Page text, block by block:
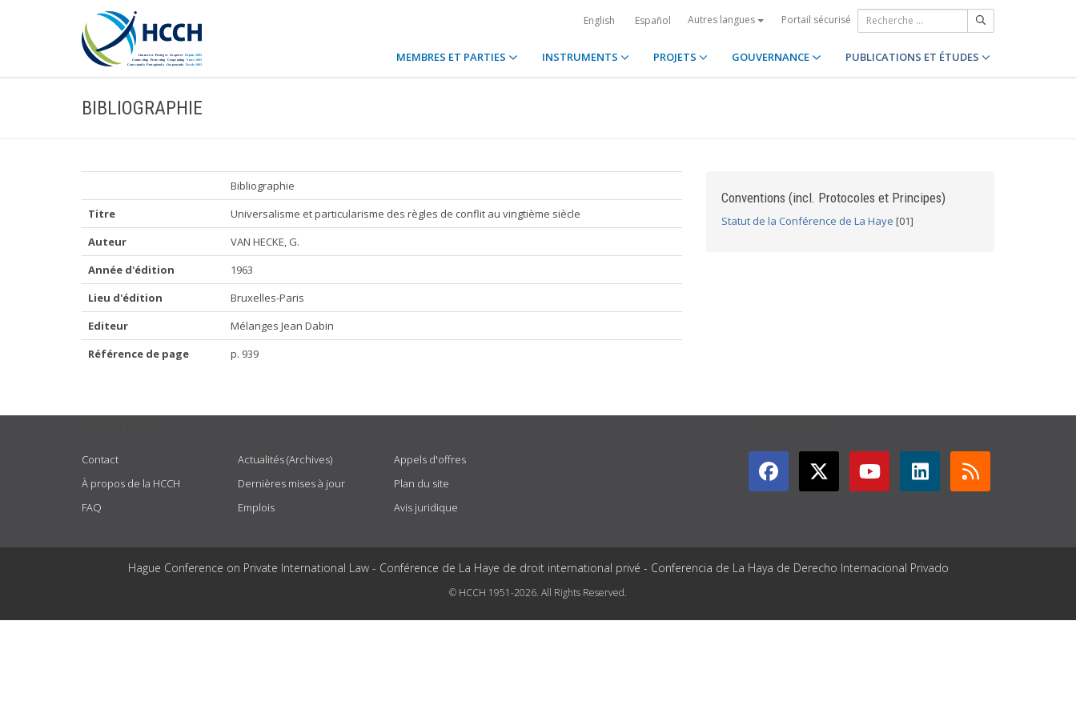
English Español Autres langues Portail sécurisé
MEMBRES ET PARTIES INSTRUMENTS PROJETS GOUVERNANCE PUBLICATIONS ET ÉTUDES
BIBLIOGRAPHIE
Bibliographie
Titre
Universalisme et particularisme des règles de conflit au vingtième siècle
Auteur
VAN HECKE, G.
Année d'édition
1963
Lieu d'édition
Bruxelles-Paris
Editeur
Mélanges Jean Dabin
Référence de page
p. 939
Conventions (incl. Protocoles et Principes)
Statut de la Conférence de La Haye [01]
Contact
À propos de la HCCH
FAQ
Actualités (Archives)
Dernières mises à jour
Emplois
Appels d'offres
Plan du site
Avis juridique
Hague Conference on Private International Law - Conférence de La Haye de droit international privé - Conferencia de La Haya de Derecho Internacional Privado
© HCCH 1951-2026. All Rights Reserved.